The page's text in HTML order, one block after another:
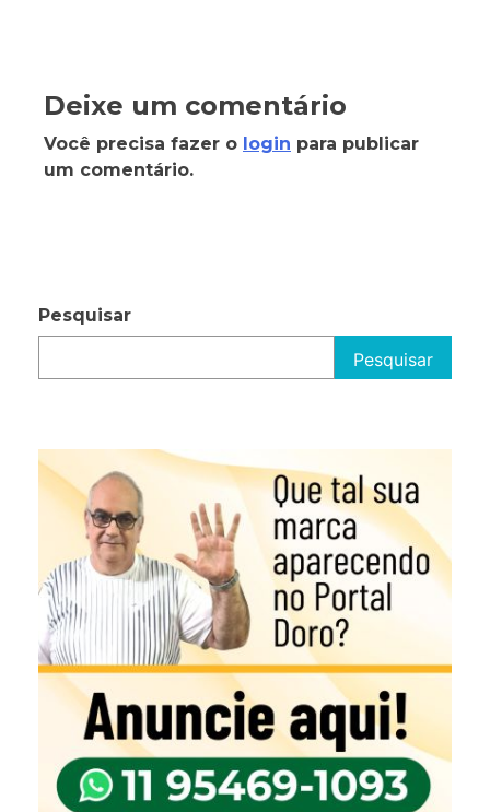
Deixe um comentário
Você precisa fazer o login para publicar
um comentário.
Pesquisar
Pesquisar